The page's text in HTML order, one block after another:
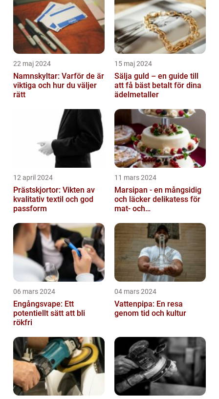
22 maj 2024
Namnskyltar: Varför de är
viktiga och hur du väljer
rätt
15 maj 2024
Sälja guld – en guide till
att få bäst betalt för dina
ädelmetaller
12 april 2024
Prästskjortor: Vikten av
kvalitativ textil och god
passform
11 mars 2024
Marsipan - en mångsidig
och läcker delikatess för
mat- och
06 mars 2024
Engångsvape: Ett
potentiellt sätt att bli
rökfri
04 mars 2024
Vattenpipa: En resa
genom tid och kultur